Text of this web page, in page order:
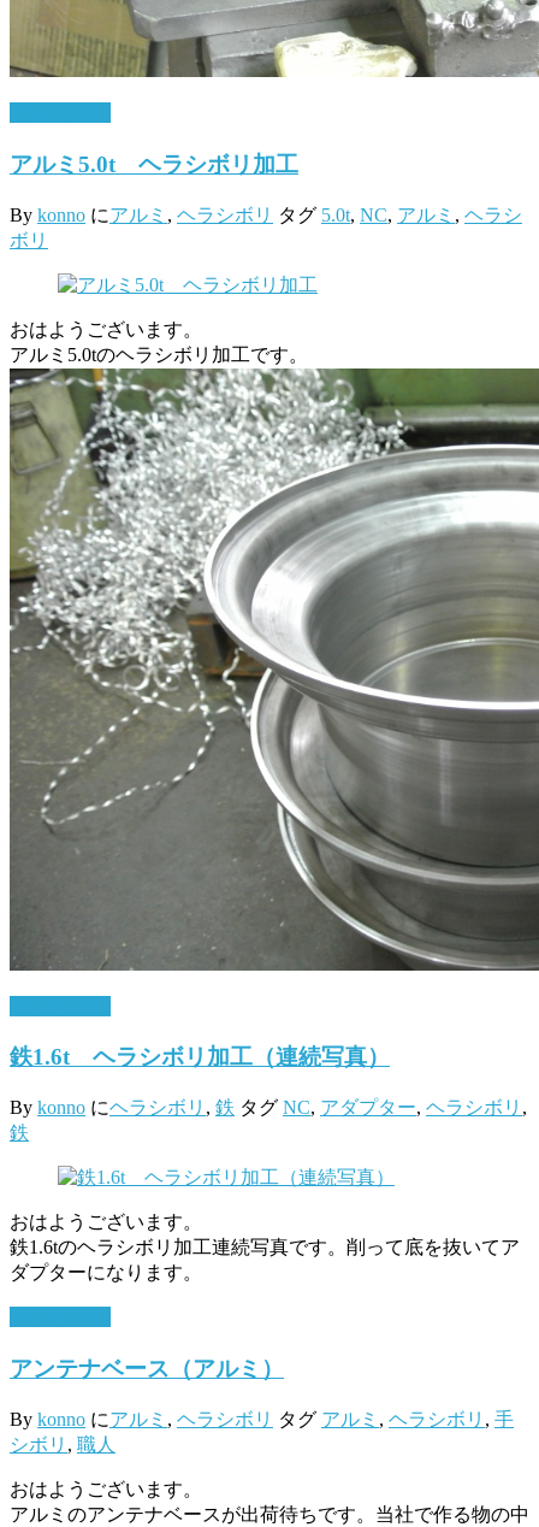
アルミ5.0t ヘラシボリ加工
By konno にアルミ , ヘラシボリ タグ 5.0t, NC, アルミ , ヘラシ
ボリ
おはようございます。
アルミ5.0tのヘラシボリ加工です。
鉄1.6t ヘラシボリ加工（連続写真）
By konno にヘラシボリ , 鉄 タグ NC, アダプター, ヘラシボリ ,
鉄
おはようございます。
鉄1.6tのヘラシボリ加工連続写真です。削って底を抜いてア
ダプターになります。
アンテナベース（アルミ）
By konno にアルミ , ヘラシボリ タグ アルミ , ヘラシボリ , 手
シボリ , 職人
おはようございます。
アルミのアンテナベースが出荷待ちです。当社で作る物の中